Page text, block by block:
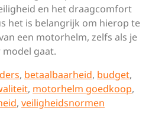
en het draagcomfort
het is belangrijk om hierop te
een motorhelm, zelfs als je
gaat.
, betaalbaarheid, budget,
, motorhelm goedkoop,
, veiligheidsnormen